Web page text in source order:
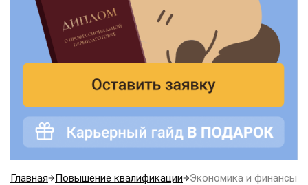
Главная Повышение квалификации Экономика и финансы